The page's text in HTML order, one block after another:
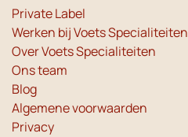
Private Label
Werken bij Voets Specialiteiten
Over Voets Specialiteiten
Ons team
Blog
Algemene voorwaarden
Privacy